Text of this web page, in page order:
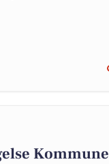
Kommune